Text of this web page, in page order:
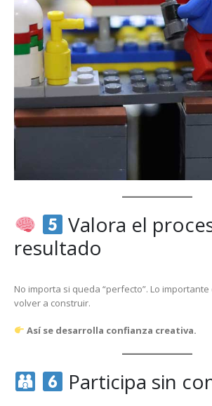
Valora el
resultado
No importa si queda “perfecto”. Lo
volver a construir.
Así se desarrolla confianza creativa.
Participa sin